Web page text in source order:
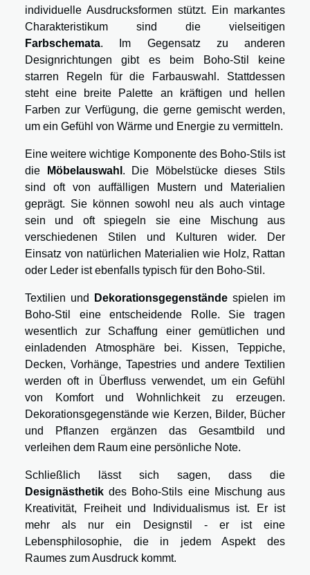
individuelle Ausdrucksformen stützt. Ein markantes
Charakteristikum sind die vielseitigen
Farbschemata. Im Gegensatz zu anderen
Designrichtungen gibt es beim Boho-Stil keine
starren Regeln für die Farbauswahl. Stattdessen
steht eine breite Palette an kräftigen und hellen
Farben zur Verfügung, die gerne gemischt werden,
um ein Gefühl von Wärme und Energie zu vermitteln.
Eine weitere wichtige Komponente des Boho-Stils ist
die
Möbelauswahl . Die Möbelstücke dieses Stils
sind oft von auffälligen Mustern und Materialien
geprägt. Sie können sowohl neu als auch vintage
sein und oft spiegeln sie eine Mischung aus
verschiedenen Stilen und Kulturen wider. Der
Einsatz von natürlichen Materialien wie Holz, Rattan
oder Leder ist ebenfalls typisch für den Boho-Stil.
Textilien und Dekorationsgegenstände spielen im
Boho-Stil eine entscheidende Rolle. Sie tragen
wesentlich zur Schaffung einer gemütlichen und
einladenden Atmosphäre bei. Kissen, Teppiche,
Decken, Vorhänge, Tapestries und andere Textilien
werden oft in Überfluss verwendet, um ein Gefühl
von Komfort und Wohnlichkeit zu erzeugen.
Dekorationsgegenstände wie Kerzen, Bilder, Bücher
und Pflanzen ergänzen das Gesamtbild und
verleihen dem Raum eine persönliche Note.
Schließlich lässt sich sagen, dass die
Designästhetik des Boho-Stils eine Mischung aus
Kreativität, Freiheit und Individualismus ist. Er ist
mehr als nur ein Designstil - er ist eine
Lebensphilosophie, die in jedem Aspekt des
Raumes zum Ausdruck kommt.